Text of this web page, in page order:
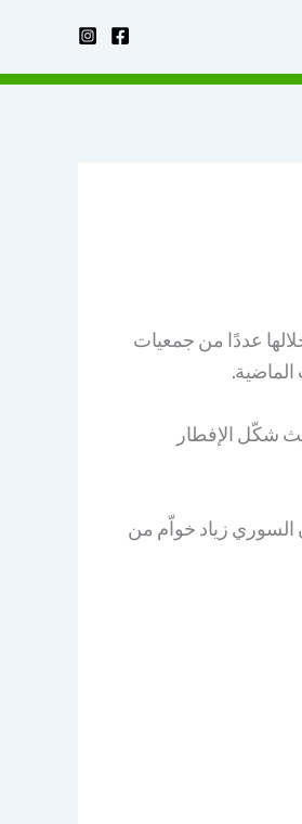
حيث دعت من خلالها عددًا من جمعيات
شكّل الإفطار
السوري زياد خواّم من